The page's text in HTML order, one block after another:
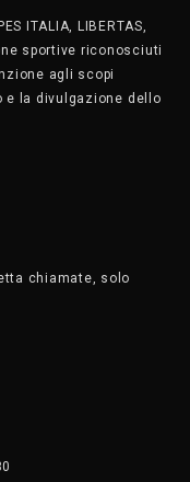
ITALIA, LIBERTAS,
sportive riconosciuti
agli scopi
la divulgazione dello
chiamate, solo